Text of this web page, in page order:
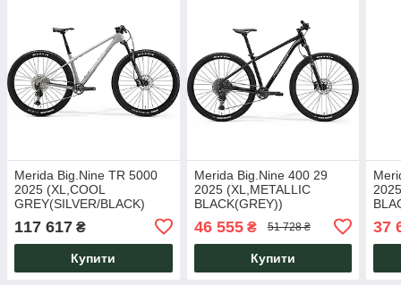
Merida Big.Nine TR 5000
2025 (XL,COOL
GREY(SILVER/BLACK)
117 617 ₴
Купити
Merida Big.Nine 400 29
2025 (XL,METALLIC
BLACK(GREY))
46 555₴ 51 728 ₴
Купити
37